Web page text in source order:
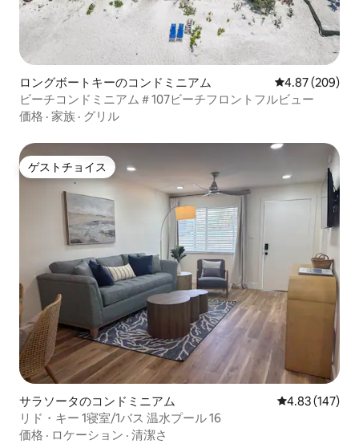
ロングボートキーのコンドミニアム レビュー209
4.87 (209)
ビーチコンドミニアム＃107ビーチフロントフルビュー
価格 · 家族 · グリル
ゲストチョイス
ゲストチョイス
サラソータのコンドミニアム レビュー147
4.83 (147)
リド・キー 1寝室/1バス 温水プール 16
価格 · ロケーション · 清潔さ